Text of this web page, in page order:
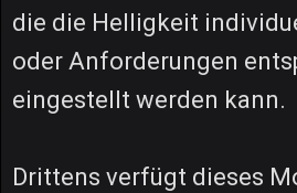
die die Helligkeit
oder Anforderungen
eingestellt werden kann.
Drittens verfügt dieses